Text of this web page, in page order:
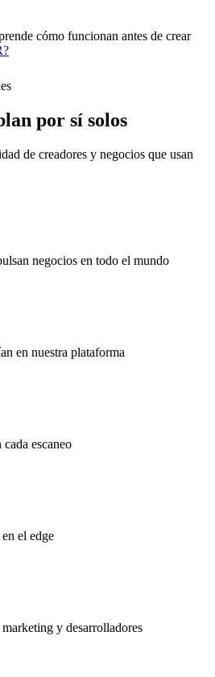
cómo funcionan antes de crear
por sí solos
de creadores y negocios que usan
negocios en todo el mundo
en nuestra plataforma
escaneo
el edge
y desarrolladores